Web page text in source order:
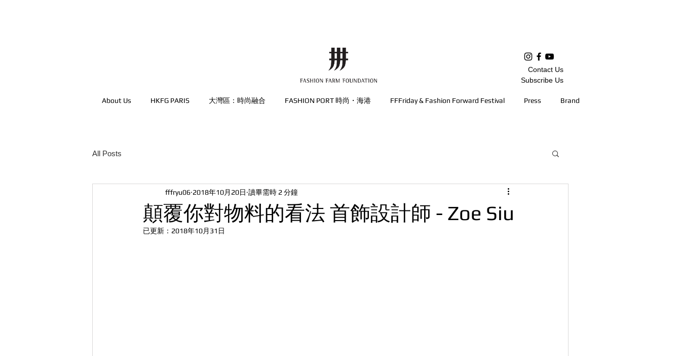
Contact Us
About Us HKFG PARIS 大灣區：時尚融合 FASHION PORT 時尚・海港 FFFriday & Fashion Forward Festival Press Brand
All Posts
顛覆你對物料的看法 首飾設計師 - Zoe Siu
fffryu06 2018年10月20日 讀畢需時 2 分鐘
已更新： 2018年10月31日
Subscribe Us